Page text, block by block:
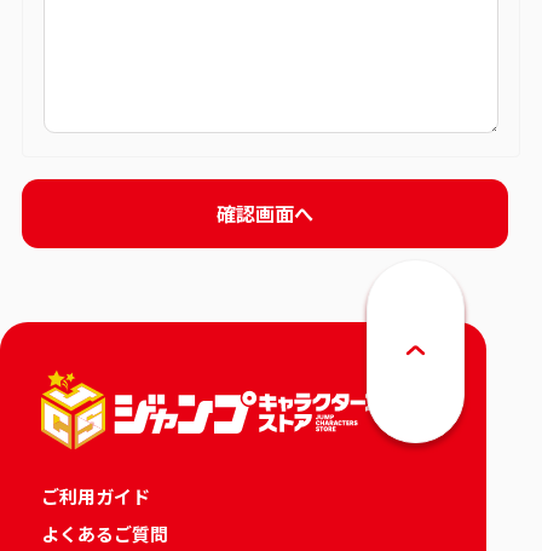
ご利用ガイド
よくあるご質問